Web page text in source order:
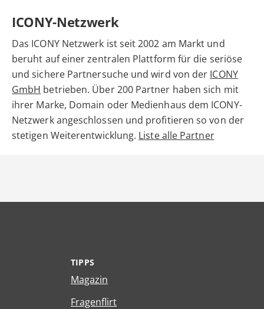
ICONY-Netzwerk
Das ICONY Netzwerk ist seit 2002 am Markt und
beruht auf einer zentralen Plattform für die seriöse
und sichere Partnersuche und wird von der ICONY
GmbH betrieben. Über 200 Partner haben sich mit
ihrer Marke, Domain oder Medienhaus dem ICONY-
Netzwerk angeschlossen und profitieren so von der
stetigen Weiterentwicklung. Liste alle Partner
TIPPS
Magazin
Fragenflirt